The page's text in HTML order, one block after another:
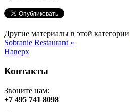
Другие материалы в этой
Sobranie Restaurant »
Наверх
Контакты
Звоните нам:
+7 495 741 8098